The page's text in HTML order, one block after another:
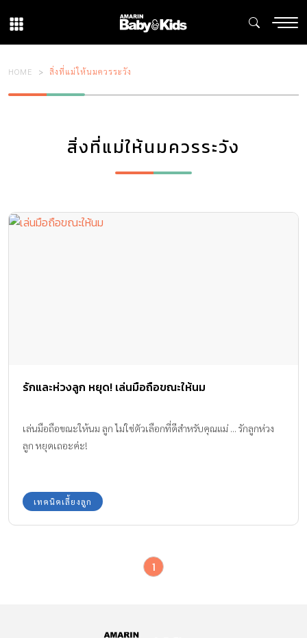
HOME สิ่งที่แม่ให้นมควรระวัง
สิ่งที่แม่ให้นมควรระวัง
รักและห่วงลูก หยุด! เล่นมือถือขณะให้นม
เล่นมือถือขณะให้นม ลูก ไม่ใช่ตัวเลือกที่ดีสำหรับคุณแม่ ... รักลูกห่วง
ลูก หยุดเถอะค่ะ!
เทคนิคเลี้ยงลูก
1